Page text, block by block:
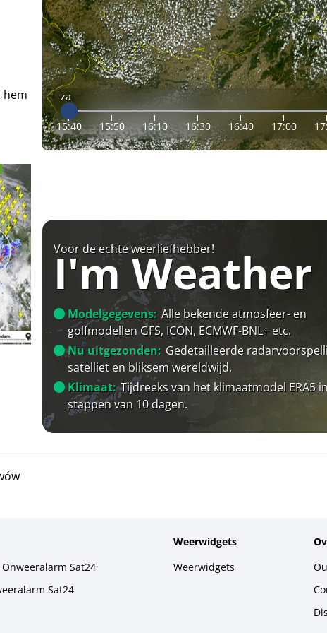
hem
za
15:40 15:50 16:10 16:30 16:40 17:00
Voor de echte weerliefhebber!
I'm Weather
Modelgegevens: Alle bekende atmosfeer- en
golfmodellen GFS, ICON, ECMWF-BNL+ etc.
Nu uitgezonden: Gedetailleerde
satelliet en bliksem wereldwijd.
Klimaat: Tijdreeks van het klimaatmodel ERA5
stappen van 10 dagen.
Sat24
Sat24
Weerwidgets
Weerwidgets